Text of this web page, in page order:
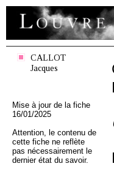
CALLOT
Jacques
Mise à jour de la fiche
16/01/2025
Attention, le contenu de
cette fiche ne reflète
pas nécessairement le
dernier état du savoir.